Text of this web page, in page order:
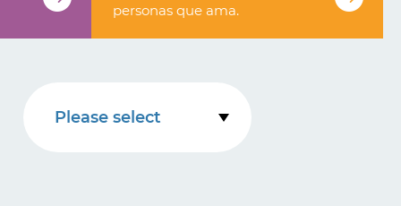
personas que ama.
Please select